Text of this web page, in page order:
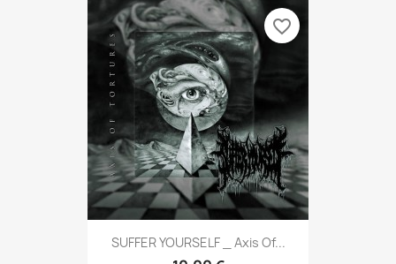
SUFFER YOURSELF _ Axis Of...
favorite_border